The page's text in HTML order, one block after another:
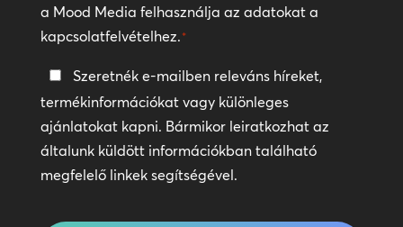
a Mood Media felhasználja az adatokat a
kapcsolatfelvételhez.*
Tartsa
a
kapcsolatot
Szeretnék e-mailben releváns híreket,
termékinformációkat vagy különleges
ajánlatokat kapni. Bármikor leiratkozhat az
általunk küldött információkban található
megfelelő linkek segítségével.